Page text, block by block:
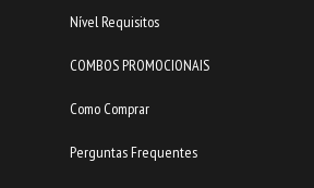
Nível Requisitos
COMBOS PROMOCIONAIS
Como Comprar
Perguntas Frequentes